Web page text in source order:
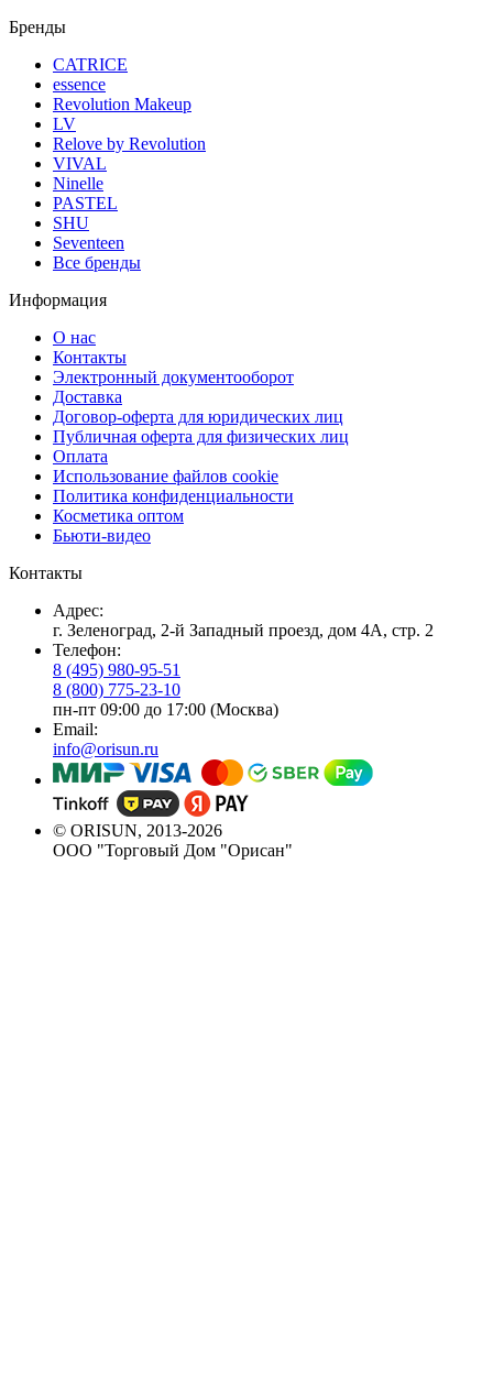
Бренды
CATRICE
essence
Revolution Makeup
LV
Relove by Revolution
VIVAL
Ninelle
PASTEL
SHU
Seventeen
Все бренды
Информация
О нас
Контакты
Электронный документооборот
Доставка
Договор-оферта для юридических лиц
Публичная оферта для физических лиц
Оплата
Использование файлов cookie
Политика конфиденциальности
Косметика оптом
Бьюти-видео
Контакты
Адрес:
г. Зеленоград, 2-й Западный проезд, дом 4А, стр. 2
Телефон:
8 (495) 980-95-51
8 (800) 775-23-10
пн-пт 09:00 до 17:00 (Москва)
Email:
info@orisun.ru
© ORISUN, 2013-2026
ООО "Торговый Дом "Орисан"